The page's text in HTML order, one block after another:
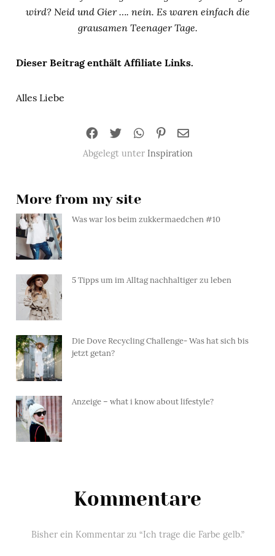
wird? Neid und Gier …. nein. Es waren einfach die
grausamen Teenager Tage.
Dieser Beitrag enthält Affiliate Links.
Alles Liebe
Abgelegt unter Inspiration
More from my site
Was war los beim zukkermaedchen #10
5 Tipps um im Alltag nachhaltiger zu leben
Die Dove Recycling Challenge- Was hat sich bis
jetzt getan?
Anzeige – what i know about lifestyle?
Kommentare
Bisher ein Kommentar zu “Ich trage die Farbe gelb.”